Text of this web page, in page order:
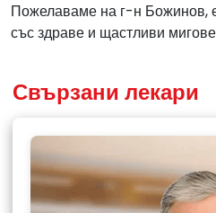
Пожелаваме на г-н Божинов,
със здраве и щастливи
Свързани лекари